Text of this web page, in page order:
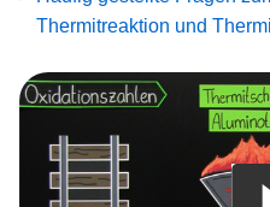
Thermitreaktion und